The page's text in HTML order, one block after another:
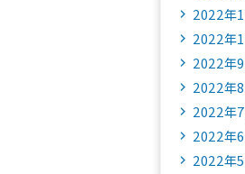
2022年
2022年
2022年
2022年
2022年
2022年
2022年